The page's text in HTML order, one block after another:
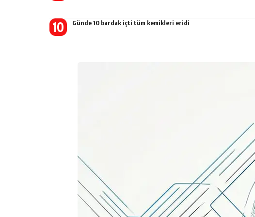
Günde 10 bardak içti tüm kemikleri eridi